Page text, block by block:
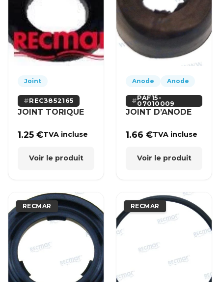
Joint
REC3852165
JOINT TORIQUE
1.25€TVA incluse
Voir le produit
Anode Anode
PAF15-
07010009
JOINT D’ANODE
1.66€TVA incluse
Voir le produit
RECMAR RECMAR